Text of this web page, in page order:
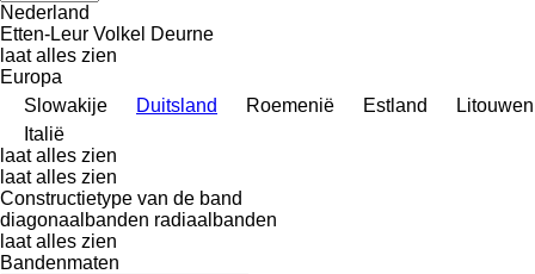
Nederland
Etten-Leur Volkel Deurne
laat alles zien
Europa
Slowakije
Duitsland Roemenië Estland
Litouwen
Italië
laat alles zien
laat alles zien
Constructietype van de band
diagonaalbanden radiaalbanden
laat alles zien
Bandenmaten